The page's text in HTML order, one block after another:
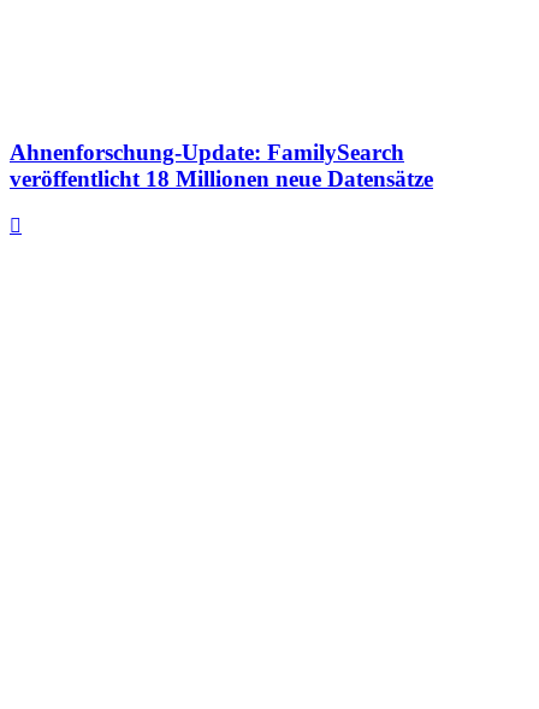
Ahnenforschung-Update: FamilySearch
veröffentlicht 18 Millionen neue Datensätze